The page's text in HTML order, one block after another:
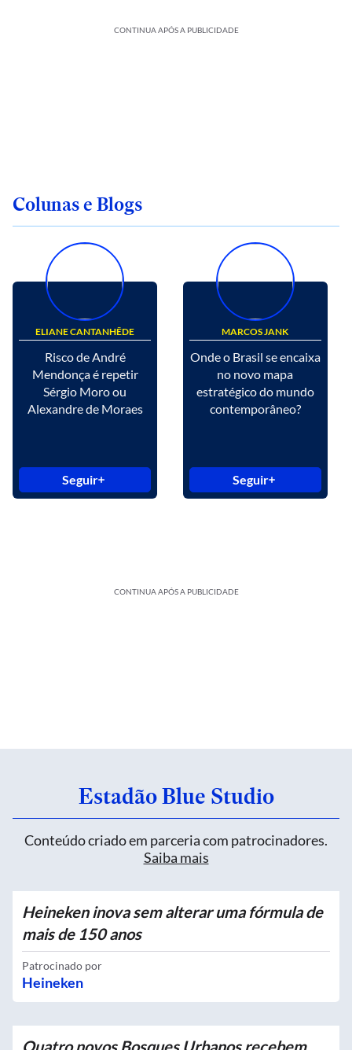
CONTINUA APÓS A PUBLICIDADE
Colunas e Blogs
ELIANE CANTANHÊDE
Risco de André
Mendonça é repetir
Sérgio Moro ou
Alexandre de Moraes
Seguir
MARCOS JANK
Onde o Brasil se encaixa
no novo mapa
estratégico do mundo
contemporâneo?
Seguir
CONTINUA APÓS A PUBLICIDADE
Estadão Blue Studio
Conteúdo criado em parceria com patrocinadores.
Saiba mais
Heineken inova sem alterar uma fórmula de
mais de 150 anos
Patrocinado por
Heineken
Quatro novos Bosques Urbanos recebem